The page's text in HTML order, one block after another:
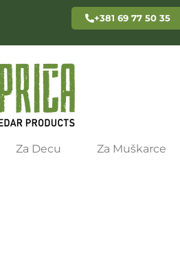
+381 69 77 50 35
Za Decu Za Muškarce